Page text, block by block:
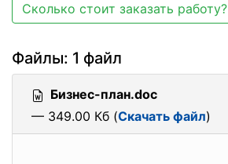
Сколько стоит заказать работу?
Файлы: 1 файл
Бизнес-план.doc
— 349.00 Кб (Скачать файл)